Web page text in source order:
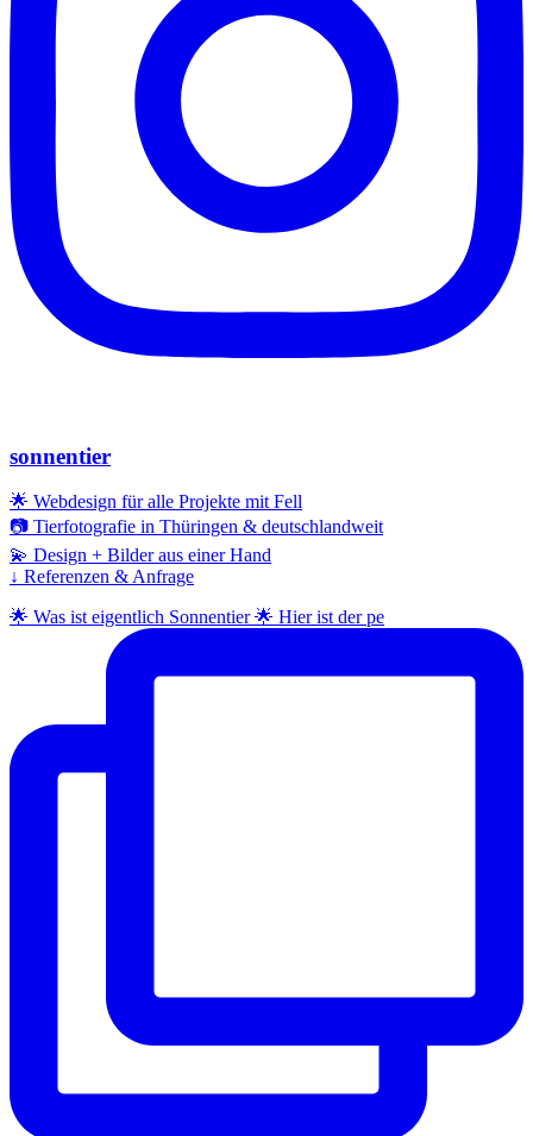
sonnentier
🌟 Webdesign für alle Projekte mit Fell
📷 Tierfotografie in Thüringen & deutschlandweit
💫 Design + Bilder aus einer Hand
↓ Referenzen & Anfrage
🌟 Was ist eigentlich Sonnentier 🌟 Hier ist der pe